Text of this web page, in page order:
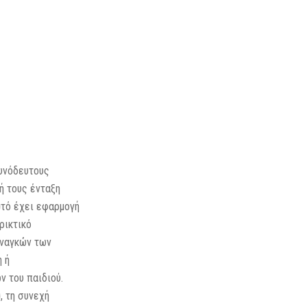
τους ένταξη
έχει εφαρμογή
των
ή
του παιδιού.
τη συνεχή